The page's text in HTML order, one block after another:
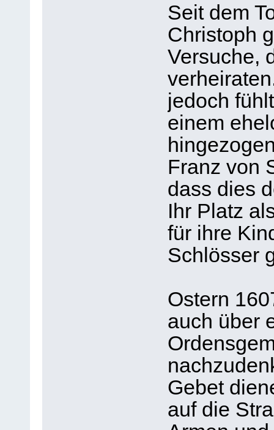
Seit dem
Christoph
Versuche,
jedoch
einem
Franz von
dass dies
Ihr Platz
für ihre
Schlösser
Ostern
auch über
Gebet
auf die